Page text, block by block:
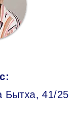
Бытха, 41/25